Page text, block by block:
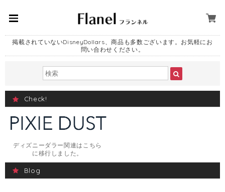
掲載されていないDisneyDollars、商品も多数ございます。お気軽にお
問い合わせください。
Check!
ディズニーダラー関連はこちら
に移行しました。
Blog